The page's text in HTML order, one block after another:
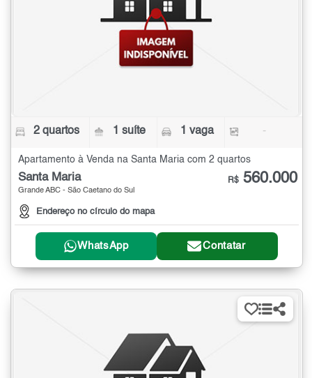
2 quartos 1 suíte 1 vaga -
Apartamento à Venda na Santa Maria com 2 quartos
Santa Maria
Grande ABC - São Caetano do Sul
Endereço no círculo do mapa
R$ 560.000
WhatsApp Contatar